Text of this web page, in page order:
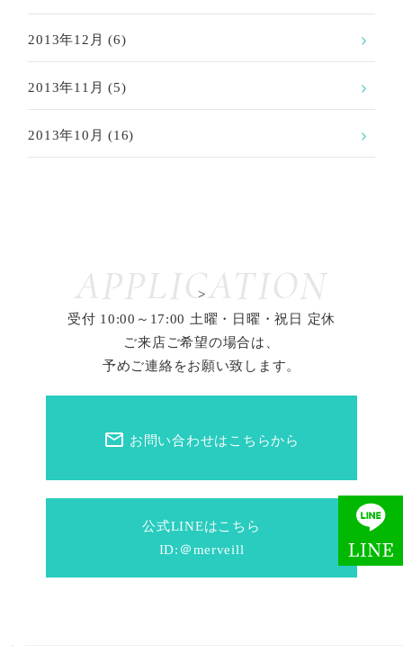
2013年12月 (6)
2013年11月 (5)
2013年10月 (16)
APPLICATION
公式LINEはこちら
ID:＠merveill
mail_outline お問い合わせはこちらから
>
受付 10:00～17:00 土曜・日曜・祝日 定休
ご来店ご希望の場合は、
予めご連絡をお願い致します。